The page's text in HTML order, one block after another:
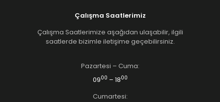
Çalışma Saatlerimiz
Çalışma Saatlerimize aşağıdan ulaşabilir, ilgili
saatlerde bizimle iletişime geçebilirsiniz.
Pazartesi – Cuma:
0900 – 1800
Cumartesi: